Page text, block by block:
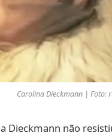
Carolina Dieckmann | Foto:
Dieckmann não